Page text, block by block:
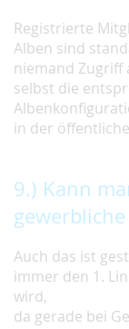
Registrierte
Alben sind
niemand Zugriff
selbst die
in der
9.) Kann
Auch das ist
immer den 1.
wird,
da gerade bei